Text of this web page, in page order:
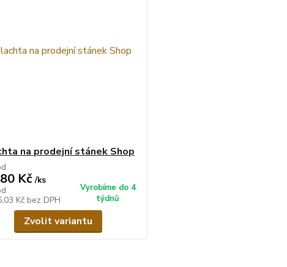
na prodejní stánek Shop
Kč /ks
Kč bez DPH
Vyrobíme do 4
týdnů
Zvolit variantu